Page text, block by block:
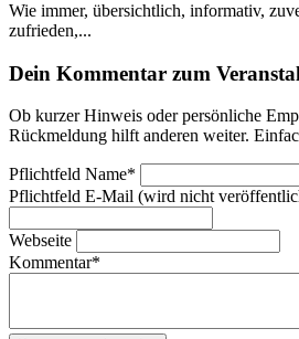
Wie immer, übersichtlich, informativ,
zufrieden,...
Dein Kommentar zum
Ob kurzer Hinweis oder persönliche
Rückmeldung hilft anderen weiter.
Pflichtfeld Name*
Pflichtfeld E-Mail (wird nicht
Webseite
Kommentar*